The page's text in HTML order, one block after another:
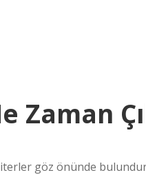
Zaman
göz önünde